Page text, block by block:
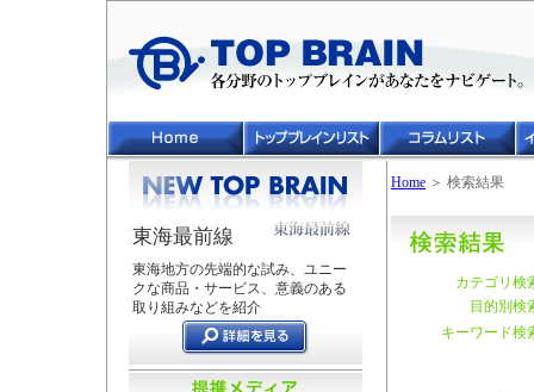
東海最前線
東海地方の先端的な試み、ユニー
クな商品・サービス、意義のある
取り組みなどを紹介
Home ＞ 検索結果
カテゴリ検
目的別検
キーワード検